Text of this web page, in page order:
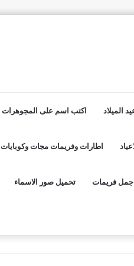
الميلاد اكتب اسم على المجوهرات
اطارات وفريمات مجات وكوبايات
فريمات تحميل صور الاسماء